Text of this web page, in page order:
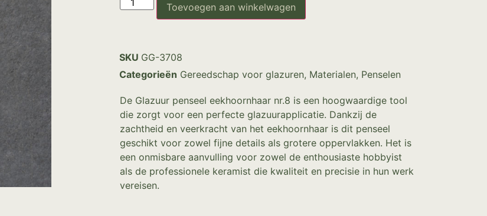
Toevoegen aan winkelwagen
SKU GG-3708
Categorieën Gereedschap voor glazuren, Materialen, Penselen
De Glazuur penseel eekhoornhaar nr.8 is een hoogwaardige tool
die zorgt voor een perfecte glazuurapplicatie. Dankzij de
zachtheid en veerkracht van het eekhoornhaar is dit penseel
geschikt voor zowel fijne details als grotere oppervlakken. Het is
een onmisbare aanvulling voor zowel de enthousiaste hobbyist
als de professionele keramist die kwaliteit en precisie in hun werk
vereisen.